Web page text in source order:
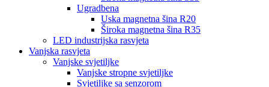
Ugradbena
Uska magnetna šina R20
Široka magnetna šina R35
LED industrijska rasvjeta
Vanjska rasvjeta
Vanjske svjetiljke
Vanjske stropne svjetiljke
Svjetiljke sa senzorom